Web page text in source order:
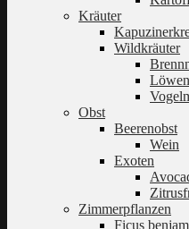
Kräuter
Wildkräuter
Obst
Beerenobst
Wein
Exoten
Zimmerpflanzen
Ficus